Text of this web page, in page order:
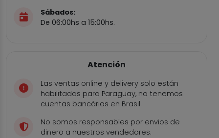
Sábados:
De 06:00hs a 15:00hs.
Atención
Las ventas online y delivery solo están
habilitadas para Paraguay, no tenemos
cuentas bancárias en Brasil.
No somos responsables por envios de
dinero a nuestros vendedores.